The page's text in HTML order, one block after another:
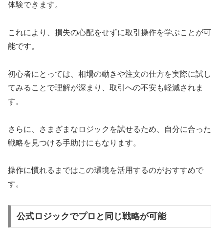
体験できます。
これにより、損失の心配をせずに取引操作を学ぶことが可
能です。
初心者にとっては、相場の動きや注文の仕方を実際に試し
てみることで理解が深まり、取引への不安も軽減されま
す。
さらに、さまざまなロジックを試せるため、自分に合った
戦略を見つける手助けにもなります。
操作に慣れるまではこの環境を活用するのがおすすめで
す。
公式ロジックでプロと同じ戦略が可能